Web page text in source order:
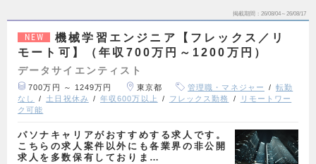
掲載期間 26/08/04～26/08/17
NEW
機械学習エンジニア【フレックス／リ
モート可】（年収700万円～1200万円）
データサイエンティスト
700万円 ～ 1249万円 東京都 管理職・マネジャー
転勤
なし
土日祝休み 年収600万以上 フレックス勤務
リモートワー
ク可能
パソナキャリアがおすすめする求人です。
こちらの求人案件以外にも各業界の非公開
求人を多数保有しておりま…